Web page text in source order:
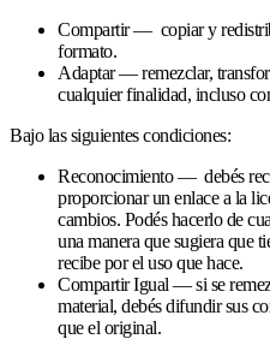
Compartir — copiar y
formato.
Adaptar — remezclar,
cualquier finalidad, incluso
Bajo las siguientes condiciones:
Reconocimiento — debés
proporcionar un enlace a la
cambios. Podés hacerlo de
una manera que sugiera que
recibe por el uso que hace.
Compartir Igual — si se
material, debés difundir sus
que el original.